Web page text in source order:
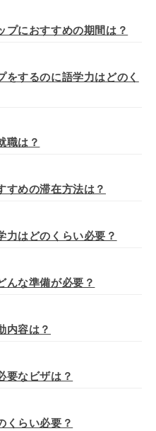
プにおすすめの期間は？
をするのに語学力はどのく
職は？
すめの滞在方法は？
力はどのくらい必要？
んな準備が必要？
内容は？
要なビザは？
くらい必要？